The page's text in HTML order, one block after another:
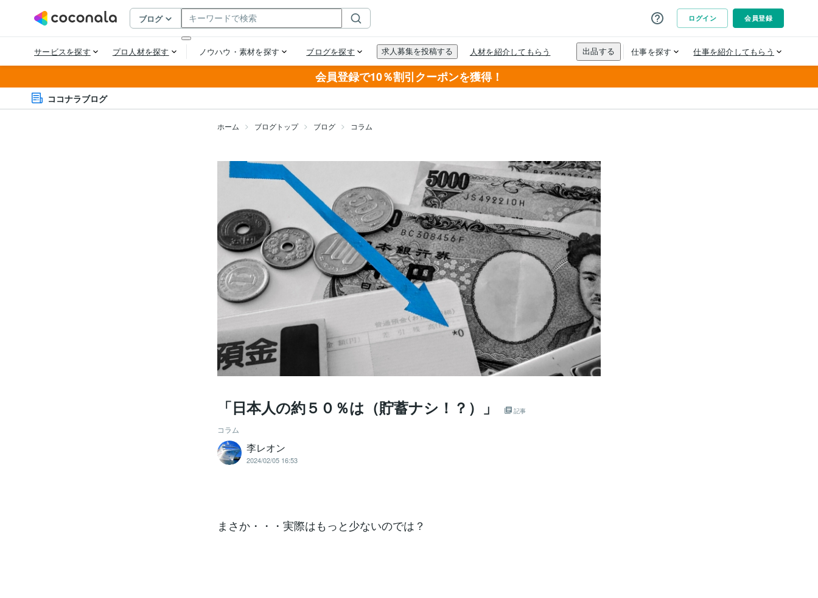
会員登録で10％割引クーポンを獲得！
ココナラブログ
ホーム ブログトップ ブログ コラム
「日本人の約５０％は（貯蓄ナシ！？）」 記事
コラム
李レオン
2024/02/05 16:53
まさか・・・実際はもっと少ないのでは？